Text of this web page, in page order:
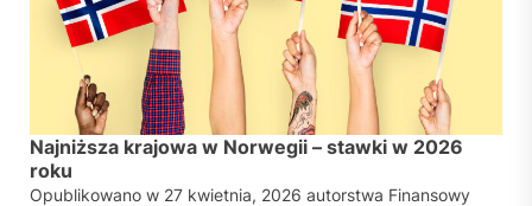
Najniższa krajowa w Norwegii – stawki w 2026
roku
Opublikowano w 27 kwietnia, 2026 autorstwa Finansowy